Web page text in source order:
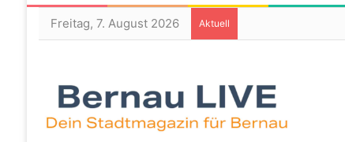
Freitag, 7. August 2026 Aktuell